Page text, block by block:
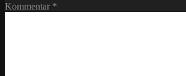
Kommentar *